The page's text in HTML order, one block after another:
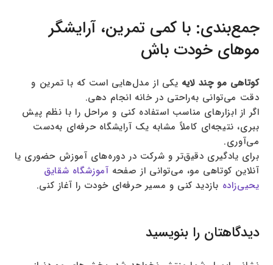
جمع‌بندی: با کمی تمرین، آرایشگر
موهای خودت باش
کوتاهی مو چند لایه یکی از مدل‌هایی است که با تمرین و
دقت می‌توانی به‌راحتی در خانه انجام دهی.
اگر از ابزارهای مناسب استفاده کنی و مراحل را با نظم پیش
ببری، نتیجه‌ای کاملاً مشابه یک آرایشگاه حرفه‌ای به‌دست
می‌آوری.
برای یادگیری دقیق‌تر و شرکت در دوره‌های آموزش حضوری یا
آنلاین کوتاهی مو، می‌توانی از صفحه آموزشگاه شقایق
یحیی‌زاده بازدید کنی و مسیر حرفه‌ای خودت را آغاز کنی.
دیدگاهتان را بنویسید